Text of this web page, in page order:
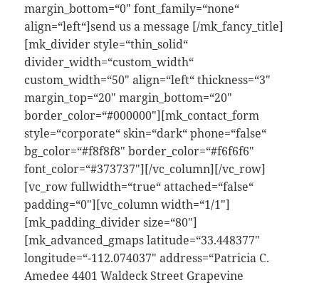
margin_bottom=“0″ font_family=“none“
align=“left“]send us a message [/mk_fancy_title]
[mk_divider style=“thin_solid“
divider_width=“custom_width“
custom_width=“50″ align=“left“ thickness=“3″
margin_top=“20″ margin_bottom=“20″
border_color=“#000000″][mk_contact_form
style=“corporate“ skin=“dark“ phone=“false“
bg_color=“#f8f8f8″ border_color=“#f6f6f6″
font_color=“#373737″][/vc_column][/vc_row]
[vc_row fullwidth=“true“ attached=“false“
padding=“0″][vc_column width=“1/1″]
[mk_padding_divider size=“80″]
[mk_advanced_gmaps latitude=“33.448377″
longitude=“-112.074037″ address=“Patricia C.
Amedee 4401 Waldeck Street Grapevine